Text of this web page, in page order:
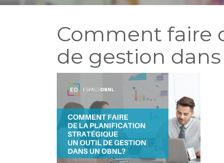
Comment faire
de gestion